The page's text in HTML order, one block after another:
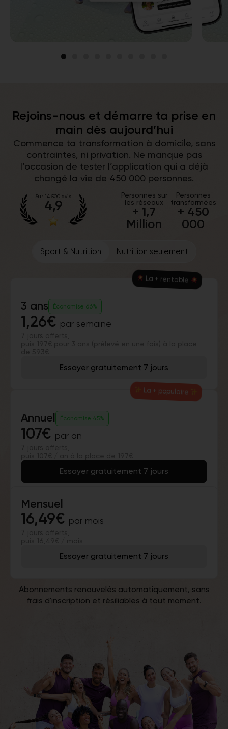
Rejoins-nous et démarre ta prise en
main dès aujourd’hui
Commence ta transformation à domicile, sans
contraintes, ni privation. Ne manque pas
l’occasion de tester l’application qui a déjà
changé la vie de 450 000 personnes.
Personnes sur
les réseaux
+ 1,7
Million
Sur 14 500 avis
4,9
Personnes
transformées
+ 450
000
Sport & Nutrition Nutrition seulement
La + rentable
3 ans Économise 66%
1,26€ par semaine
Essayer gratuitement 7 jours
La + populaire
Annuel Économise 45%
107€ par an
Essayer gratuitement 7 jours
Mensuel
16,49€ par mois
Essayer gratuitement 7 jours
Abonnements renouvelés automatiquement, sans
frais d'inscription et résiliables à tout moment.